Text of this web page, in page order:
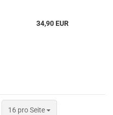
34,90 EUR
16 pro Seite
pro Seite